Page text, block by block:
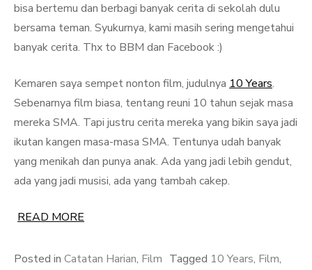
bisa bertemu dan berbagi banyak cerita di sekolah dulu
bersama teman. Syukurnya, kami masih sering mengetahui
banyak cerita. Thx to BBM dan Facebook :)
Kemaren saya sempet nonton film, judulnya 10 Years.
Sebenarnya film biasa, tentang reuni 10 tahun sejak masa
mereka SMA. Tapi justru cerita mereka yang bikin saya jadi
ikutan kangen masa-masa SMA. Tentunya udah banyak
yang menikah dan punya anak. Ada yang jadi lebih gendut,
ada yang jadi musisi, ada yang tambah cakep.
READ MORE
Posted in Catatan Harian, Film Tagged 10 Years, Film,